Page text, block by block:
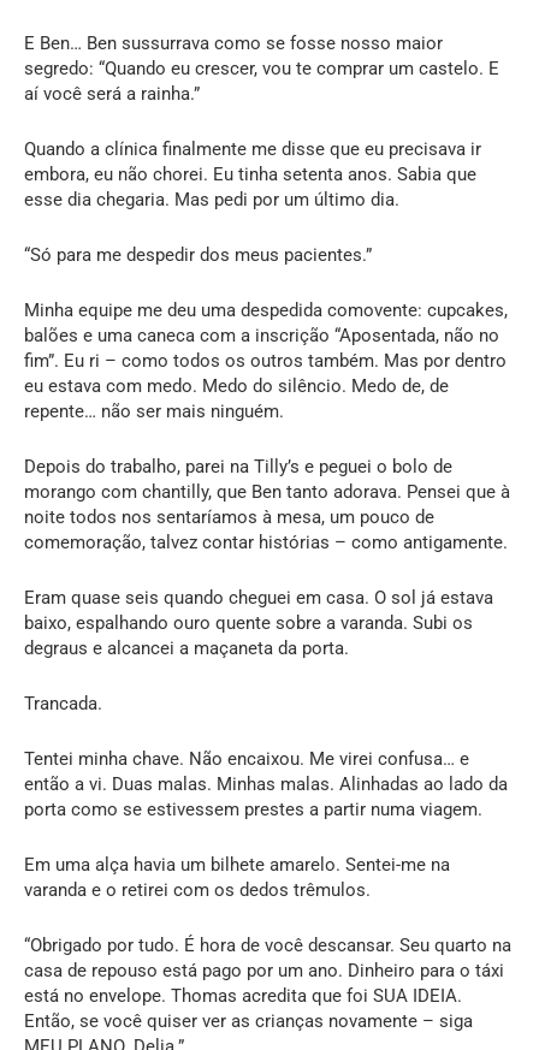
E Ben… Ben sussurrava como se fosse nosso maior
segredo: “Quando eu crescer, vou te comprar um castelo. E
aí você será a rainha.”
Quando a clínica finalmente me disse que eu precisava ir
embora, eu não chorei. Eu tinha setenta anos. Sabia que
esse dia chegaria. Mas pedi por um último dia.
“Só para me despedir dos meus pacientes.”
Minha equipe me deu uma despedida comovente: cupcakes,
balões e uma caneca com a inscrição “Aposentada, não no
fim”. Eu ri – como todos os outros também. Mas por dentro
eu estava com medo. Medo do silêncio. Medo de, de
repente… não ser mais ninguém.
Depois do trabalho, parei na Tilly’s e peguei o bolo de
morango com chantilly, que Ben tanto adorava. Pensei que à
noite todos nos sentaríamos à mesa, um pouco de
comemoração, talvez contar histórias – como antigamente.
Eram quase seis quando cheguei em casa. O sol já estava
baixo, espalhando ouro quente sobre a varanda. Subi os
degraus e alcancei a maçaneta da porta.
Trancada.
Tentei minha chave. Não encaixou. Me virei confusa… e
então a vi. Duas malas. Minhas malas. Alinhadas ao lado da
porta como se estivessem prestes a partir numa viagem.
Em uma alça havia um bilhete amarelo. Sentei-me na
varanda e o retirei com os dedos trêmulos.
“Obrigado por tudo. É hora de você descansar. Seu quarto na
casa de repouso está pago por um ano. Dinheiro para o táxi
está no envelope. Thomas acredita que foi SUA IDEIA.
Então, se você quiser ver as crianças novamente – siga